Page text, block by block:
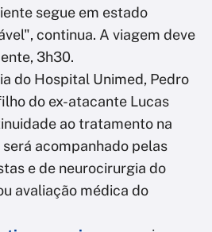
segue em estado
continua. A viagem deve
3h30.
do Hospital Unimed, Pedro
do ex-atacante Lucas
ao tratamento na
acompanhado pelas
e de neurocirurgia do
avaliação médica do